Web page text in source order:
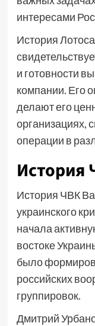
интересами
История
и готовности
компании. Его
делают его
организациях,
операции в
История
История ЧВК
украинского
начала
востоке
было
российских
группировок.
Дмитрий